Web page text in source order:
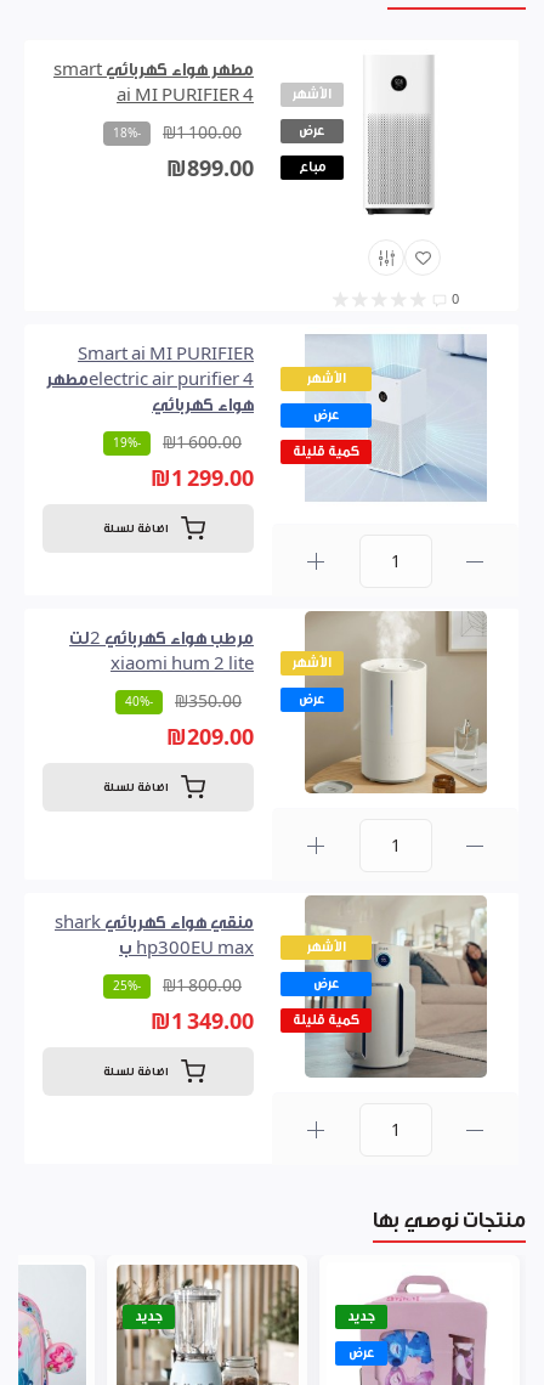
الأشهر
عرض
مباع
0
مطهر هواء كهربائي smart
ai MI PURIFIER 4
₪1 100.00
-18%
₪899.00
الأشهر
عرض
كمية قليلة
Smart ai MI PURIFIER
electric air purifier 4مطهر
هواء كهربائي
₪1 600.00
-19%
₪1 299.00
اضافة للسلة
الأشهر
عرض
مرطب هواء كهربائي 2لت
xiaomi hum 2 lite
₪350.00
-40%
₪209.00
اضافة للسلة
الأشهر
عرض
كمية قليلة
منقي هواء كهربائي shark
hp300EU max ب
₪1 800.00
-25%
₪1 349.00
اضافة للسلة
منتجات نوصي بها
جديد
عرض
جديد